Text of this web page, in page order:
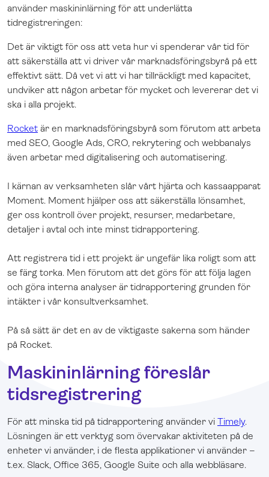
använder maskininlärning för att underlätta
tidregistreringen:
Det är viktigt för oss att veta hur vi spenderar vår tid för
att säkerställa att vi driver vår marknadsföringsbyrå på ett
effektivt sätt. Då vet vi att vi har tillräckligt med kapacitet,
undviker att någon arbetar för mycket och levererar det vi
ska i alla projekt.
Rocket är en marknadsföringsbyrå som förutom att arbeta
med SEO, Google Ads, CRO, rekrytering och webbanalys
även arbetar med digitalisering och automatisering.
I kärnan av verksamheten slår vårt hjärta och kassaapparat
Moment. Moment hjälper oss att säkerställa lönsamhet,
ger oss kontroll över projekt, resurser, medarbetare,
detaljer i avtal och inte minst tidrapportering.
Att registrera tid i ett projekt är ungefär lika roligt som att
se färg torka. Men förutom att det görs för att följa lagen
och göra interna analyser är tidrapportering grunden för
intäkter i vår konsultverksamhet.
På så sätt är det en av de viktigaste sakerna som händer
på Rocket.
Maskininlärning föreslår
tidsregistrering
För att minska tid på tidrapportering använder vi Timely.
Lösningen är ett verktyg som övervakar aktiviteten på de
enheter vi använder, i de flesta applikationer vi använder –
t.ex. Slack, Office 365, Google Suite och alla webbläsare.